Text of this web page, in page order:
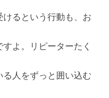
るという行動も、お
よ。リピーターたく
る人をずっと囲い込む